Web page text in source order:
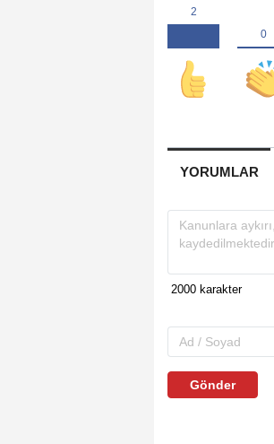
YORUMLAR
Gönder